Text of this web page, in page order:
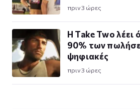
πριν 3 ώρες
Η Take Twο λέει
90% των
ψηφιακές
πριν 3 ώρες